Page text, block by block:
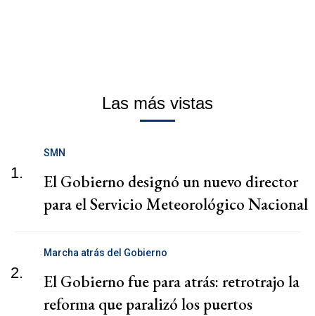
Las más vistas
1.
SMN
El Gobierno designó un nuevo director
para el Servicio Meteorológico Nacional
2.
Marcha atrás del Gobierno
El Gobierno fue para atrás: retrotrajo la
reforma que paralizó los puertos